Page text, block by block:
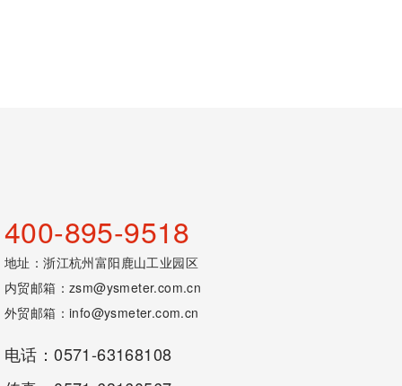
400-895-9518
地址：浙江杭州富阳鹿山工业园区
内贸邮箱： zsm@ysmeter.com.cn
外贸邮箱： info@ysmeter.com.cn
电话：0571-63168108